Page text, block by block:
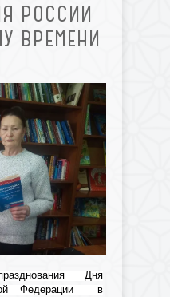
РОССИИ
ВРЕМЕНИ
Дня
Федерации в